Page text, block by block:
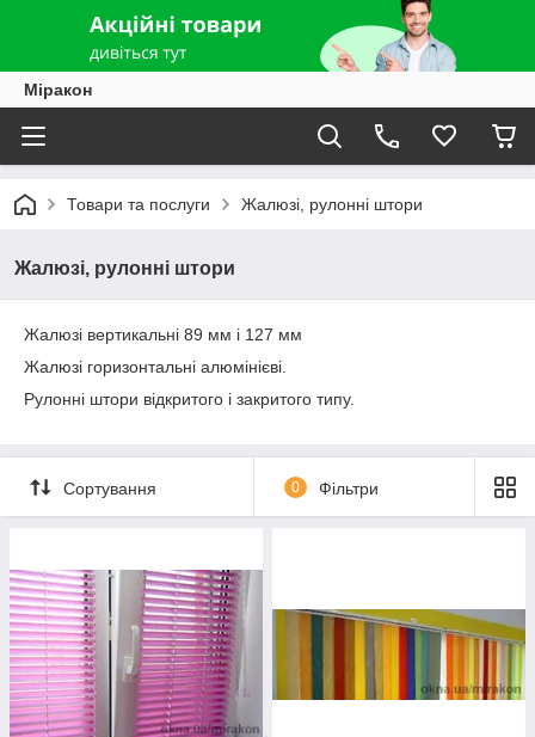
Міракон
Товари та послуги Жалюзі, рулонні штори
Жалюзі, рулонні штори
Жалюзі вертикальні 89 мм і 127 мм
Жалюзі горизонтальні алюмінієві.
Рулонні штори відкритого і закритого типу.
Сортування 0 Фільтри